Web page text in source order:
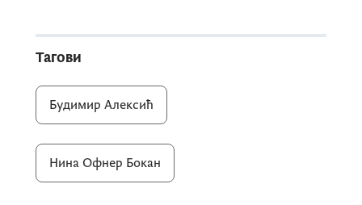
Бокан информисала је потпредсједника
Алексића о току градње објекта и
првенствено везане за финансијски оквир.
Тагови
Будимир Алексић
Нина Офнер Бокан